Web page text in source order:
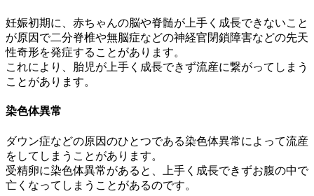
妊娠初期に、赤ちゃんの脳や脊髄が上手く成長できないこと
が原因で二分脊椎や無脳症などの神経官閉鎖障害などの先天
性奇形を発症することがあります。
これにより、胎児が上手く成長できず流産に繋がってしまう
ことがあります。
染色体異常
ダウン症などの原因のひとつである染色体異常によって流産
をしてしまうことがあります。
受精卵に染色体異常があると、上手く成長できずお腹の中で
亡くなってしまうことがあるのです。